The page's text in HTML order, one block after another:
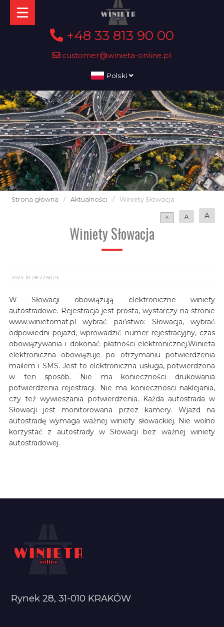
+48 33 813 90 00
customer@winieta-online.pl
Polski
Strona główna / Aktualności / Winiety Słowacja
A A A
Winiety Słowacja
2023-10-28 22:50:23
W Słowacji obowiązują elektroniczne winiety
autostradowe. Rejestracja jest prosta, wystarczy na stronie
www.winietomat.pl wybrać państwo: Słowacja, wybrać
odpowiedni pojazd, wprowadzić numer rejestracyjny, czas
obowiązywania i dokonać płatności elektronicznej.Winieta
elektroniczna obowiązuje po otrzymaniu potwierdzenia
mailem i SMS. Jest to elektroniczna usługa, potwierdzona
w ten sposób. Nie ma konieczności drukowania
potwierdzenia rejestracji. Nie ma koniecznosci naklejania,
czy też wywieszania potwierdzenia. Każda autostrada w
Słowacji jest monitorowana przez kamery. Wjazd na
autostradę wymaga ważnej winiety słowackiej. Nie wolno
korzystać z autostrady w Słowacji bez ważnej winiety
autostradowej.
Rynek 28, 31-010 KRAKÓW